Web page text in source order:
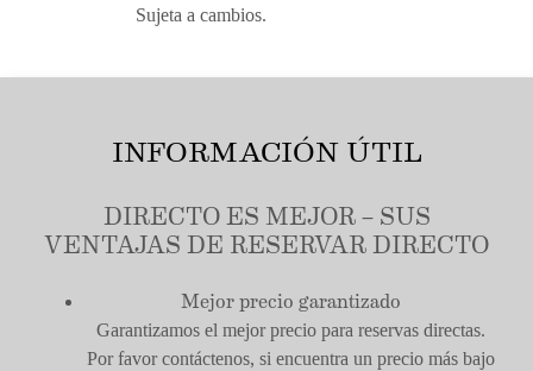
Sujeta a cambios.
INFORMACIÓN ÚTIL
DIRECTO ES MEJOR – SUS
VENTAJAS DE RESERVAR DIRECTO
Mejor precio garantizado
Garantizamos el mejor precio para reservas directas.
Por favor contáctenos, si encuentra un precio más bajo